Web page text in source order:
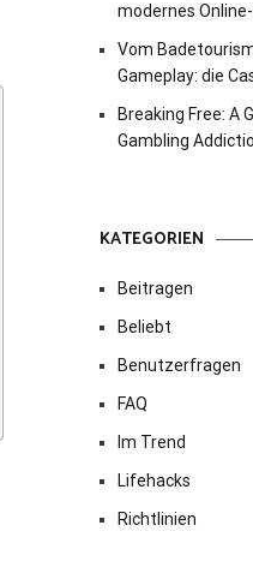
modernes
Vom
Gameplay: die
Breaking Free: A
Gambling
KATEGORIEN
Beitragen
Beliebt
Benutzerfragen
FAQ
Im Trend
Lifehacks
Richtlinien